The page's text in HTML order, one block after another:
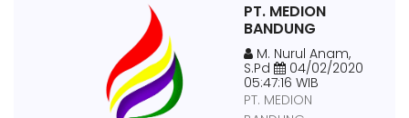
PT. MEDION
BANDUNG
M. Nurul Anam,
S.Pd
04/02/2020
05:47:16 WIB
PT. MEDION